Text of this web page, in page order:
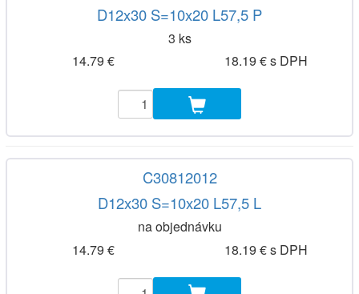
D12x30 S=10x20 L57,5 P
3 ks
14.79 €
18.19 € s DPH
C30812012
D12x30 S=10x20 L57,5 L
na objednávku
14.79 €
18.19 € s DPH